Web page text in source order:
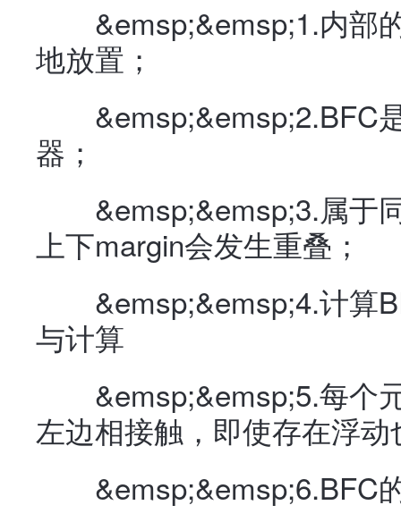
&emsp;&emsp;1.内部
地放置；
&emsp;&emsp;2.BFC
器；
&emsp;&emsp;3.属于
上下margin会发生重叠；
&emsp;&emsp;4.计算
与计算
&emsp;&emsp;5.每个
左边相接触，即使存在浮
&emsp;&emsp;6.BFC